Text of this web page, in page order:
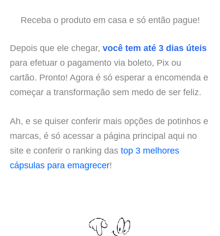
Receba o produto em casa e só então pague!
Depois que ele chegar, você tem até 3 dias úteis
para efetuar o pagamento via boleto, Pix ou
cartão. Pronto! Agora é só esperar a encomenda e
começar a transformação sem medo de ser feliz.
Ah, e se quiser conferir mais opções de potinhos e
marcas, é só acessar a página principal aqui no
site e conferir o ranking das top 3 melhores
cápsulas para emagrecer!